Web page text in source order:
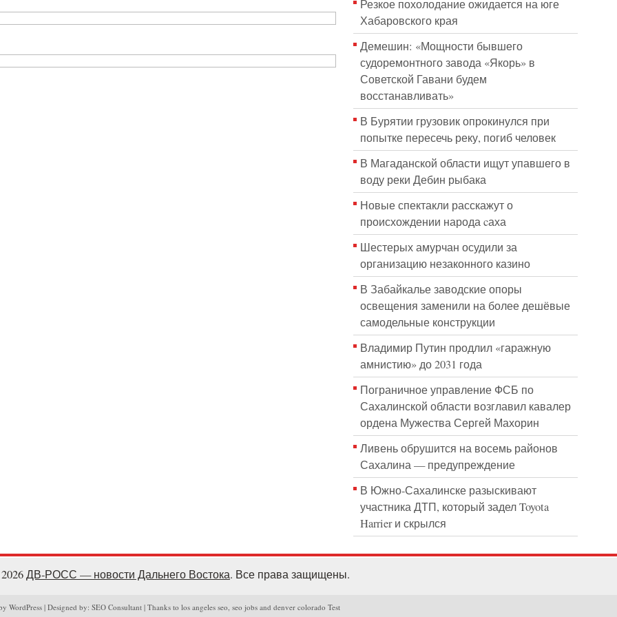
Резкое похолодание ожидается на юге
Хабаровского края
Демешин: «Мощности бывшего
судоремонтного завода «Якорь» в
Советской Гавани будем
восстанавливать»
В Бурятии грузовик опрокинулся при
попытке пересечь реку, погиб человек
В Магаданской области ищут упавшего в
воду реки Дебин рыбака
Новые спектакли расскажут о
происхождении народа cаха
Шестерых амурчан осудили за
организацию незаконного казино
В Забайкалье заводские опоры
освещения заменили на более дешёвые
самодельные конструкции
Владимир Путин продлил «гаражную
амнистию» до 2031 года
Пограничное управление ФСБ по
Сахалинской области возглавил кавалер
ордена Мужества Сергей Махорин
Ливень обрушится на восемь районов
Сахалина — предупреждение
В Южно-Сахалинске разыскивают
участника ДТП, который задел Toyota
Harrier и скрылся
ДВ-РОСС — новости Дальнего Востока. Все права защищены.
WordPress | Designed by: SEO Consultant | Thanks to los angeles seo, seo jobs and denver colorado Test